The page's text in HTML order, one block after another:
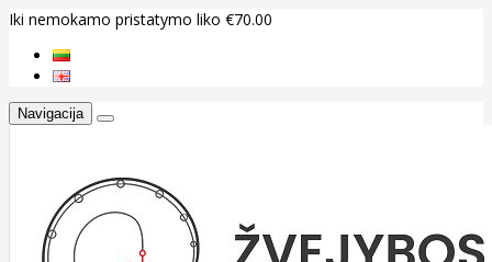
Iki nemokamo pristatymo liko €70.00
Navigacija